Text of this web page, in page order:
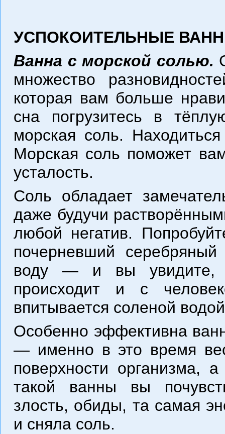
УСПОКОИТЕЛЬНЫЕ
Ванна с морской солью.
множество
которая вам больше
сна погрузитесь в
морская соль.
Морская соль поможет
усталость.
Соль обладает
даже будучи
любой негатив.
почерневший
воду — и вы увидите,
происходит и с
впитывается соленой
Особенно эффективна
— именно в это время
поверхности организма,
такой ванны вы
злость, обиды, та самая
и сняла соль.